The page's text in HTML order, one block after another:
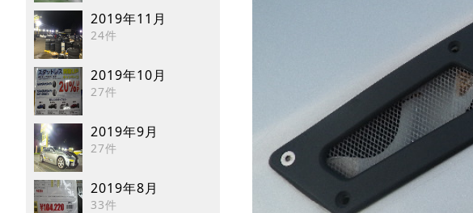
2019年11月
24件
2019年10月
27件
2019年9月
27件
2019年8月
33件